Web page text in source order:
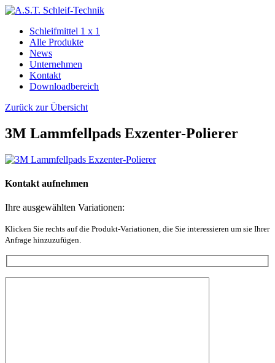
Schleifmittel 1 x 1
Alle Produkte
News
Unternehmen
Kontakt
Downloadbereich
Zurück zur Übersicht
3M Lammfellpads Exzenter-Polierer
Kontakt aufnehmen
Ihre ausgewählten Variationen:
Klicken Sie rechts auf die Produkt-Variationen, die Sie interessieren um sie Ihrer
Anfrage hinzuzufügen.